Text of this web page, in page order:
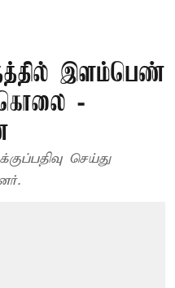
இளம்பெண்
-
செய்து